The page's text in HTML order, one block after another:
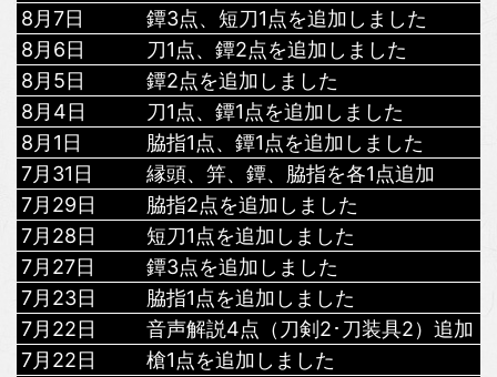
8月7日
鐔3点、短刀1点を追加しました
8月6日
刀1点、鐔2点を追加しました
8月5日
鐔2点を追加しました
8月4日
刀1点、鐔1点を追加しました
8月1日
脇指1点、鐔1点を追加しました
7月31日
縁頭、笄、鐔、脇指を各1点追加
7月29日
脇指2点を追加しました
7月28日
短刀1点を追加しました
7月27日
鐔3点を追加しました
7月23日
脇指1点を追加しました
7月22日
音声解説4点（刀剣2･刀装具2）追加
7月22日
槍1点を追加しました